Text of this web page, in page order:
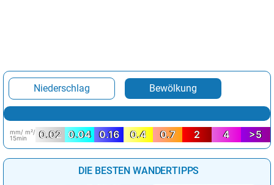
Niederschlag Bewölkung
mm/ m²/
15min
0.02 0.04 0.16 0.4 0.7 2 4 >5
DIE BESTEN WANDERTIPPS